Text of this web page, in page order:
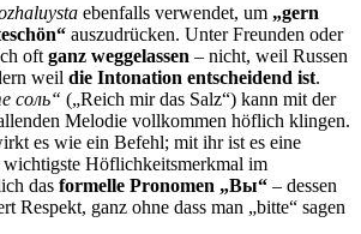
ebenfalls verwendet, um „gern
auszudrücken. Unter Freunden oder
oft ganz weggelassen – nicht, weil Russen
weil die Intonation entscheidend ist.
соль“ („Reich mir das Salz“) kann mit der
Melodie vollkommen höflich klingen.
es wie ein Befehl; mit ihr ist es eine
Höflichkeitsmerkmal im
das formelle Pronomen „Вы“ – dessen
Respekt, ganz ohne dass man „bitte“ sagen